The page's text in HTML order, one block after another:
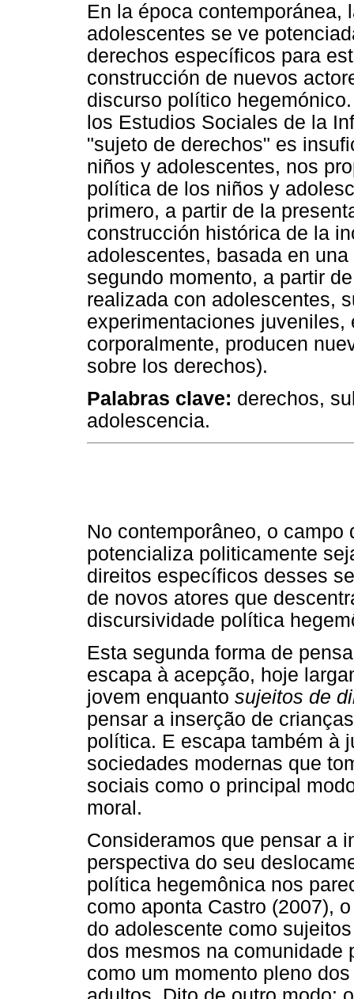
En la época
adolescentes se ve
derechos específicos para
construcción de nuevos
discurso político
los Estudios Sociales de la
"sujeto de derechos" es
niños y adolescentes, nos
política de los niños y
primero, a partir de la
construcción histórica de la
adolescentes, basada en
segundo momento, a partir
realizada con adolescentes,
experimentaciones
corporalmente, producen
sobre los derechos).
Palabras clave: derechos,
adolescencia.
No contemporâneo, o
potencializa politicamente
direitos específicos desses
de novos atores que
discursividade política
Esta segunda forma de
escapa à acepção, hoje
jovem enquanto sujeitos de
pensar a inserção de
política. E escapa também à
sociedades modernas que
sociais como o principal
moral.
Consideramos que pensar a
perspectiva do seu
política hegemônica nos
como aponta Castro (2007),
do adolescente como
dos mesmos na comunidade
como um momento pleno